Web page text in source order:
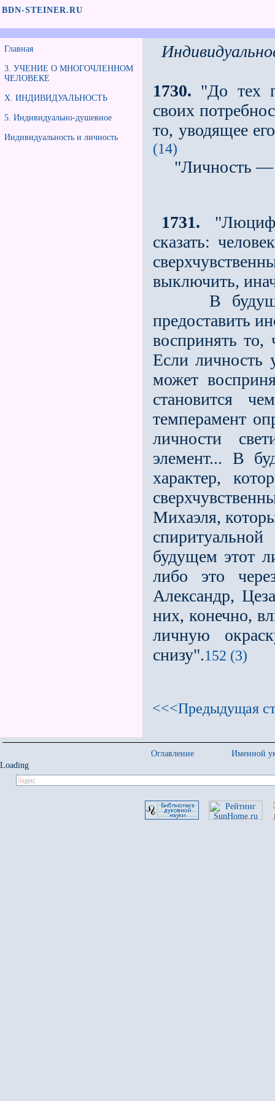
BDN-STEINER.RU
Главная
3. УЧЕНИЕ О МНОГОЧЛЕННОМ
ЧЕЛОВЕКЕ
Х. ИНДИВИДУАЛЬНОСТЬ
5. Индивидуально-душевное
Индивидуальность и личность
1730. "До тех
своих
то, уводящее
(14)
"Личность —
1731.
сказать:
выключить,
В будущем
предоставить
воспринять то,
Если личность
может
становится
темперамент
личности
элемент... В
характер,
Михаэля,
будущем этот
либо это
Александр,
них, конечно,
личную
снизу".152 (3)
<<<Предыдущая
Оглавление
Именной
Loading